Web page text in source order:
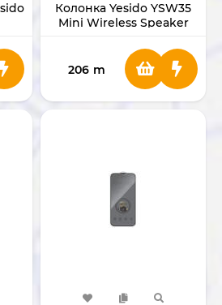
Колонка Yesido YSW35
Mini Wireless Speaker
206 m